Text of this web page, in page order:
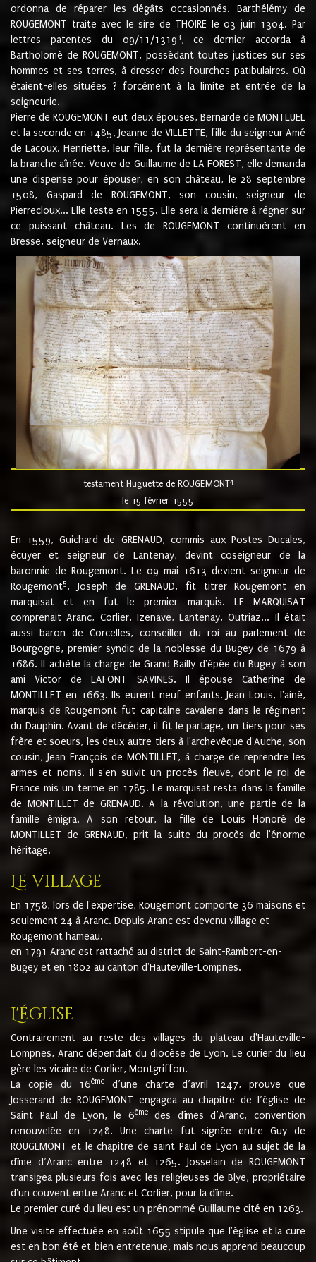
ordonna de réparer les dégâts occasionnés. Barthélémy de
ROUGEMONT traite avec le sire de THOIRE le 03 juin 1304. Par
lettres patentes du 09/11/13193, ce dernier accorda à
Bartholomé de ROUGEMONT, possédant toutes justices sur ses
hommes et ses terres, à dresser des fourches patibulaires. Où
étaient-elles situées ? forcément à la limite et entrée de la
seigneurie.
Pierre de ROUGEMONT eut deux épouses, Bernarde de MONTLUEL
et la seconde en 1485, Jeanne de VILLETTE, fille du seigneur Amé
de Lacoux. Henriette, leur fille, fut la dernière représentante de
la branche aînée. Veuve de Guillaume de LA FOREST, elle demanda
une dispense pour épouser, en son château, le 28 septembre
1508, Gaspard de ROUGEMONT, son cousin, seigneur de
Pierrecloux... Elle teste en 1555. Elle sera la dernière à régner sur
ce puissant château. Les de ROUGEMONT continuèrent en
Bresse, seigneur de Vernaux.
testament Huguette de ROUGEMONT4
le 15 février 1555
En 1559, Guichard de GRENAUD, commis aux Postes Ducales,
écuyer et seigneur de Lantenay, devint coseigneur de la
baronnie de Rougemont. Le 09 mai 1613 devient seigneur de
Rougemont5. Joseph de GRENAUD, fit titrer Rougemont en
marquisat et en fut le premier marquis. LE MARQUISAT
comprenait Aranc, Corlier, Izenave, Lantenay, Outriaz... Il était
aussi baron de Corcelles, conseiller du roi au parlement de
Bourgogne, premier syndic de la noblesse du Bugey de 1679 à
1686. Il achète la charge de Grand Bailly d'épée du Bugey à son
ami Victor de LAFONT SAVINES. Il épouse Catherine de
MONTILLET en 1663. Ils eurent neuf enfants. Jean Louis, l'ainé,
marquis de Rougemont fut capitaine cavalerie dans le régiment
du Dauphin. Avant de décéder, il fit le partage, un tiers pour ses
frère et soeurs, les deux autre tiers à l'archevêque d'Auche, son
cousin, Jean François de MONTILLET, à charge de reprendre les
armes et noms. Il s'en suivit un procès fleuve, dont le roi de
France mis un terme en 1785. Le marquisat resta dans la famille
de MONTILLET de GRENAUD. A la révolution, une partie de la
famille émigra. A son retour, la fille de Louis Honoré de
MONTILLET de GRENAUD, prit la suite du procès de l'énorme
héritage.
Le village
En 1758, lors de l'expertise, Rougemont comporte 36 maisons et
seulement 24 à Aranc. Depuis Aranc est devenu village et
Rougemont hameau.
en 1791 Aranc est rattaché au district de Saint-Rambert-en-
Bugey et en 1802 au canton d'Hauteville-Lompnes.
L'église
Contrairement au reste des villages du plateau d'Hauteville-
Lompnes, Aranc dépendait du diocèse de Lyon. Le curier du lieu
gère les vicaire de Corlier, Montgriffon.
La copie du 16ème
d’une charte d’avril 1247, prouve que
Josserand de ROUGEMONT engagea au chapitre de l’église de
Saint Paul de Lyon, le 6èmedes dîmes d’Aranc, convention
renouvelée en 1248. Une charte fut signée entre Guy de
ROUGEMONT et le chapitre de saint Paul de Lyon au sujet de la
dîme d’Aranc entre 1248 et 1265. Josselain de ROUGEMONT
transigea plusieurs fois avec les religieuses de Blye, propriétaire
d'un couvent entre Aranc et Corlier, pour la dîme.
Le premier curé du lieu est un prénommé Guillaume cité en 1263.
Une visite effectuée en août 1655 stipule que l'église et la cure
est en bon été et bien entretenue, mais nous apprend beaucoup